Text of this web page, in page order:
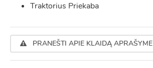
Traktorius Priekaba
PRANEŠTI APIE KLAIDĄ APRAŠYME